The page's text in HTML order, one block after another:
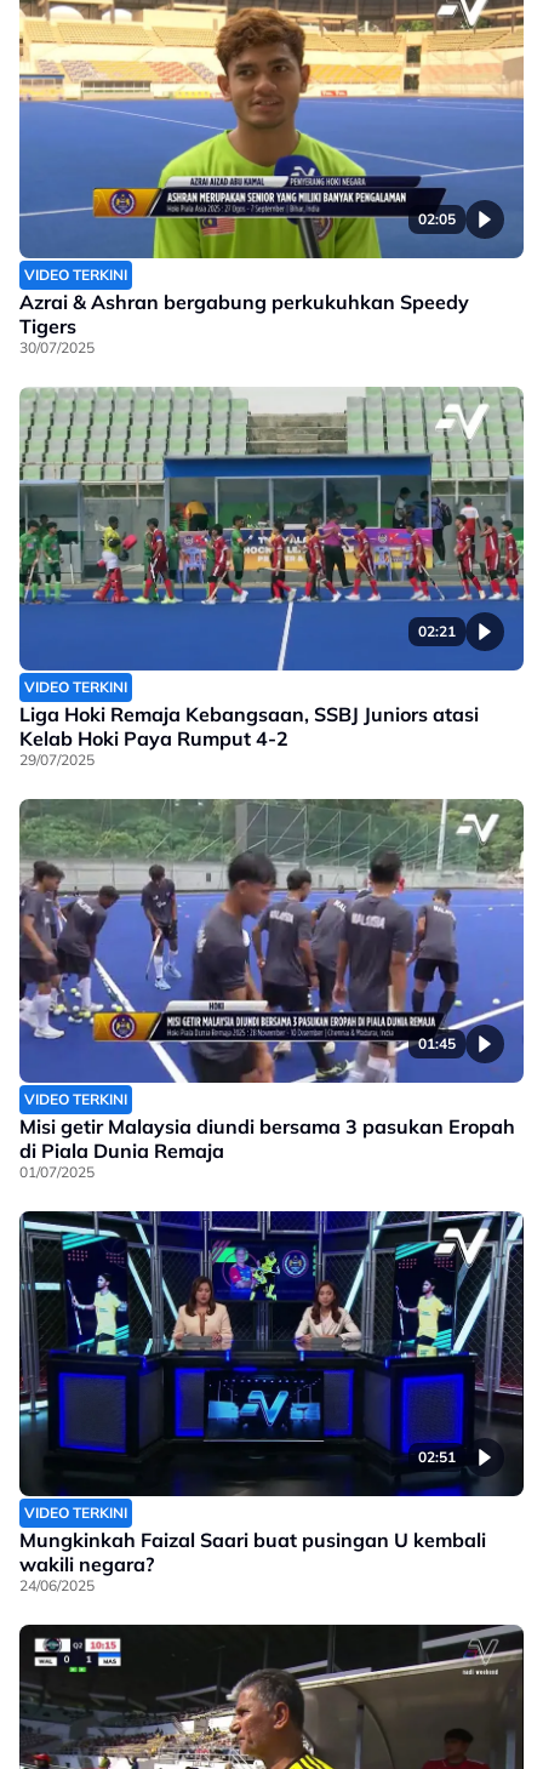
02:05
VIDEO TERKINI
Azrai & Ashran bergabung perkukuhkan Speedy
Tigers
30/07/2025
02:21
VIDEO TERKINI
Liga Hoki Remaja Kebangsaan, SSBJ Juniors atasi
Kelab Hoki Paya Rumput 4-2
29/07/2025
01:45
VIDEO TERKINI
Misi getir Malaysia diundi bersama 3 pasukan Eropah
di Piala Dunia Remaja
01/07/2025
02:51
VIDEO TERKINI
Mungkinkah Faizal Saari buat pusingan U kembali
wakili negara?
24/06/2025